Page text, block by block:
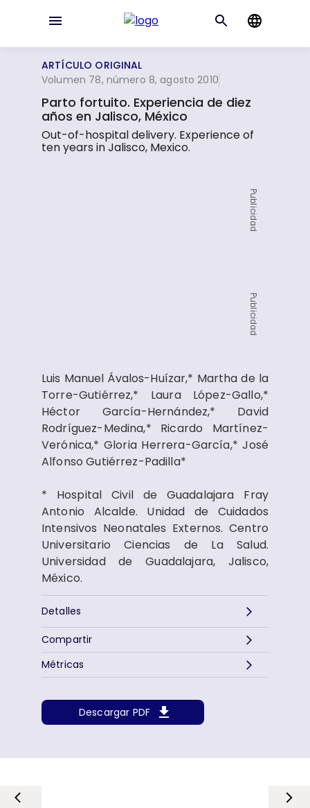
ARTÍCULO ORIGINAL
Volumen 78, número 8, agosto 2010
Parto fortuito. Experiencia de diez
años en Jalisco, México
Out-of-hospital delivery. Experience of
ten years in Jalisco, Mexico.
Publicidad
Publicidad
Luis Manuel Ávalos-Huízar,* Martha de la
Torre-Gutiérrez,* Laura López-Gallo,*
Héctor García-Hernández,* David
Rodríguez-Medina,* Ricardo Martínez-
Verónica,* Gloria Herrera-García,* José
Alfonso Gutiérrez-Padilla*
* Hospital Civil de Guadalajara Fray
Antonio Alcalde. Unidad de Cuidados
Intensivos Neonatales Externos. Centro
Universitario Ciencias de La Salud.
Universidad de Guadalajara, Jalisco,
México.
Detalles
Descargar PDF
Métricas
Compartir